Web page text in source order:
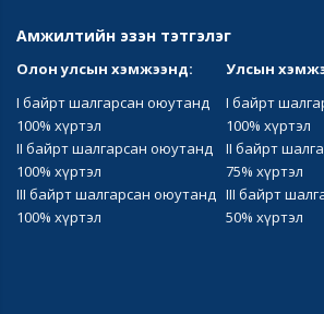
Амжилтийн эзэн тэтгэлэг
Олон улсын хэмжээнд:
I байрт шалгарсан оюутанд
100% хүртэл
II байрт шалгарсан оюутанд
100% хүртэл
III байрт шалгарсан оюутанд
100% хүртэл
Улсын
I байрт
100% хүртэл
II байрт
75% хүртэл
III байрт
50% хүртэл